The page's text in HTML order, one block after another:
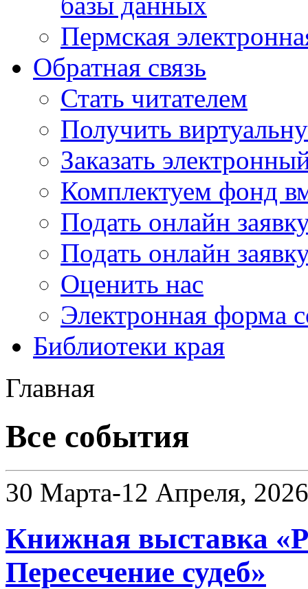
Пермская
Обратная связь
Стать читателем
Получить
Заказать
Комплектуем фонд
Подать онлайн
Подать онлайн
Оценить нас
Электронная форма
Библиотеки края
Главная
Все события
30 Марта-12 Апреля, 2026
Книжная выставка
Пересечение судеб»